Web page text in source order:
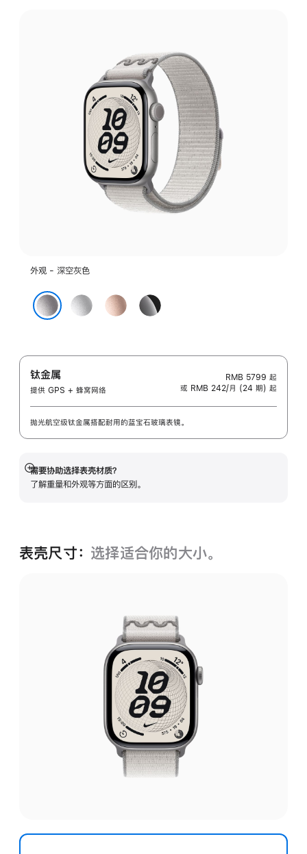
外观 - 深空灰色
银
玫
瑰
色
亮
黑
钛金属
提供 GPS + 蜂窝网络
RMB 5799 起
或 RMB 242/月 (24 期) 起
抛光航空级钛金属搭配耐用的蓝宝石玻璃表镜。
需要协助选择表壳材质？
了解重量和外观等方面的区别。
展
开
表壳尺寸： 选择适合你的大小。